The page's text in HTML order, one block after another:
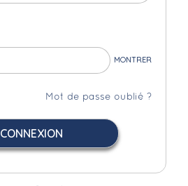
MONTRER
Mot de passe oublié ?
CONNEXION